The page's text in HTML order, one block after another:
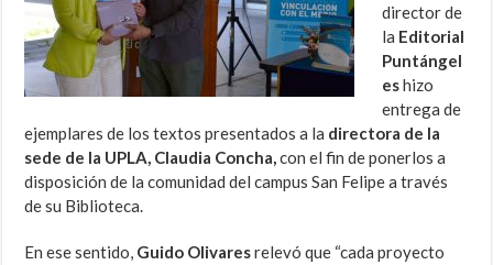
director de
la Editorial
Puntángel
eshizo
entrega de
ejemplares de los textos presentados a la directora de la
sede de la UPLA, Claudia Concha,con el fin de ponerlos a
disposición de la comunidad del campus San Felipe a través
de su Biblioteca.
En ese sentido, Guido Olivaresrelevó que “cada proyecto